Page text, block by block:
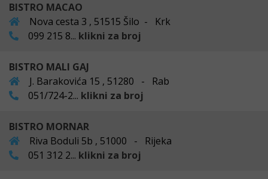
BISTRO MACAO
Nova cesta 3 , 51515 Šilo - Krk
099 215 8... klikni za broj
BISTRO MALI GAJ
J. Barakovića 15 , 51280 - Rab
051/724-2... klikni za broj
BISTRO MORNAR
Riva Boduli 5b , 51000 - Rijeka
051 312 2... klikni za broj